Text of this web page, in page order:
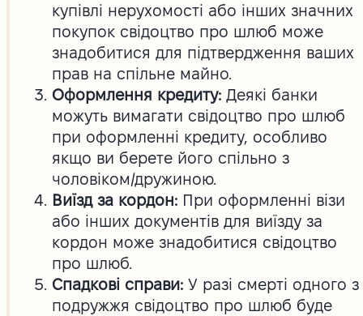
купівлі нерухомості або інших значних
покупок свідоцтво про шлюб може
знадобитися для підтвердження ваших
прав на спільне майно.
Оформлення кредиту:Деякі банки
можуть вимагати свідоцтво про шлюб
при оформленні кредиту, особливо
якщо ви берете його спільно з
чоловіком/дружиною.
Виїзд за кордон:При оформленні візи
або інших документів для виїзду за
кордон може знадобитися свідоцтво
про шлюб.
Спадкові справи:У разі смерті одного з
подружжя свідоцтво про шлюб буде